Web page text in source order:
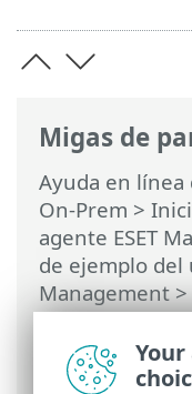
Migas de
Ayuda en línea
On-Prem >
agente ESET
de ejemplo del
Management>
la
Management
participan del